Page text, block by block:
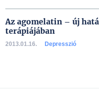
Az agomelatin – új
terápiájában
2013.01.16. Depresszió